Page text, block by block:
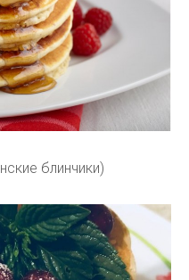
блинчики)